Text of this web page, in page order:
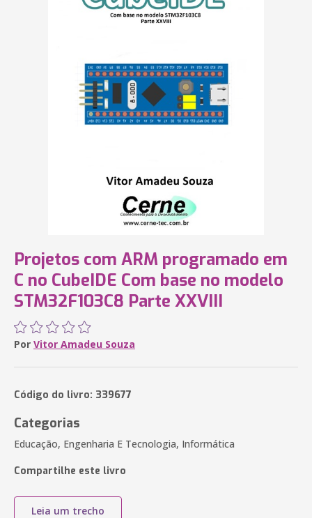
Projetos com ARM programado em
C no CubeIDE Com base no modelo
STM32F103C8 Parte XXVIII
Por Vitor Amadeu Souza
Código do livro: 339677
Categorias
Educação, Engenharia E Tecnologia, Informática
Compartilhe este livro
Leia um trecho